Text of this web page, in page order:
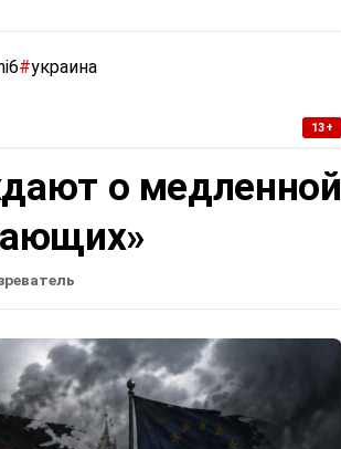
#украина
13+
о медленной